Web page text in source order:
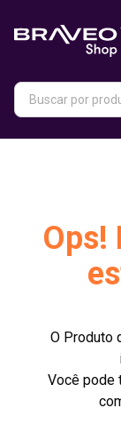
Ops!
O Produto
Você pode